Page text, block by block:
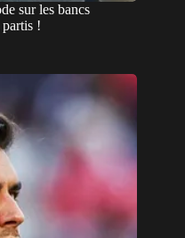
sur les bancs
!